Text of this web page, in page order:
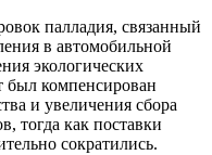
палладия, связанный
в автомобильной
экологических
был компенсирован
и увеличения сбора
тогда как поставки
сократились.